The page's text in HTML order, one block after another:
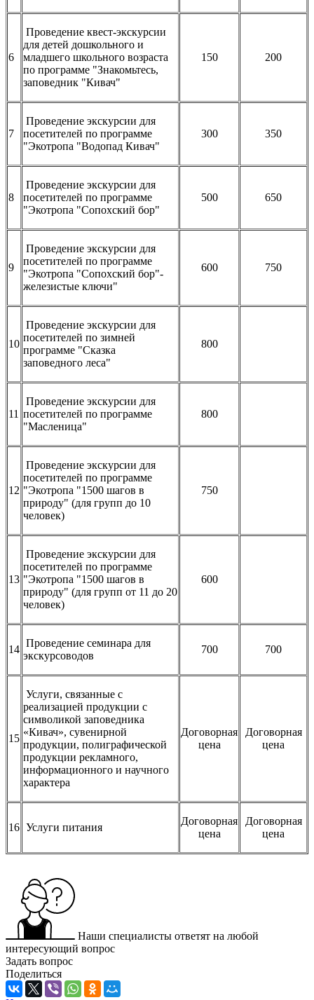
6
Проведение квест-экскурсии
для детей дошкольного и
младшего школьного возраста
по программе "Знакомьтесь,
заповедник "Кивач"
150 200
7
Проведение экскурсии для
посетителей по программе
"Экотропа "Водопад Кивач"
300 350
8
Проведение экскурсии для
посетителей по программе
"Экотропа "Сопохский бор"
500 650
9
Проведение экскурсии для
посетителей по программе
"Экотропа "Сопохский бор"-
железистые ключи"
600 750
10
Проведение экскурсии для
посетителей по зимней
программе "Сказка
заповедного леса"
800
11
Проведение экскурсии для
посетителей по программе
"Масленица"
800
12
Проведение экскурсии для
посетителей по программе
"Экотропа "1500 шагов в
природу" (для групп до 10
человек)
750
13
Проведение экскурсии для
посетителей по программе
"Экотропа "1500 шагов в
природу" (для групп от 11 до 20
человек)
600
14
Проведение семинара для
экскурсоводов
700 700
15
Услуги, связанные с
реализацией продукции с
символикой заповедника
«Кивач», сувенирной
продукции, полиграфической
продукции рекламного,
информационного и научного
характера
Договорная
цена
Договорная
цена
16 Услуги питания
Договорная
цена
Договорная
цена
Наши специалисты ответят на любой
интересующий вопрос
Задать вопрос
Поделиться